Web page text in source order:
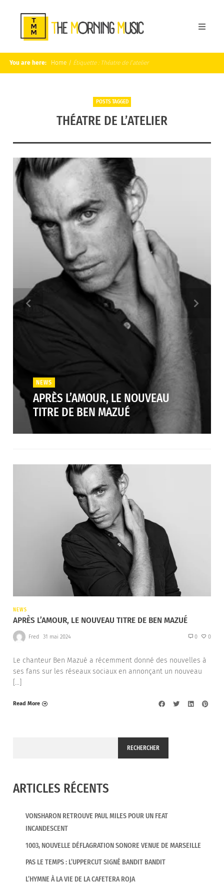
You are here: Home / Étiquette : Théatre de l’atelier
POSTS TAGGED
THÉATRE DE L’ATELIER
NEWS
APRÈS L’AMOUR, LE NOUVEAU
TITRE DE BEN MAZUÉ
NEWS
APRÈS L’AMOUR, LE NOUVEAU TITRE DE BEN MAZUÉ
Fred 31 mai 2024 0 0
Le chanteur Ben Mazué a récemment donné des nouvelles à
ses fans sur les réseaux sociaux en annonçant un nouveau
[…]
Read More
RECHERCHER
ARTICLES RÉCENTS
VONSHARON RETROUVE PAUL MILES POUR UN FEAT
INCANDESCENT
1003, NOUVELLE DÉFLAGRATION SONORE VENUE DE MARSEILLE
PAS LE TEMPS : L’UPPERCUT SIGNÉ BANDIT BANDIT
L’HYMNE À LA VIE DE LA CAFETERA ROJA